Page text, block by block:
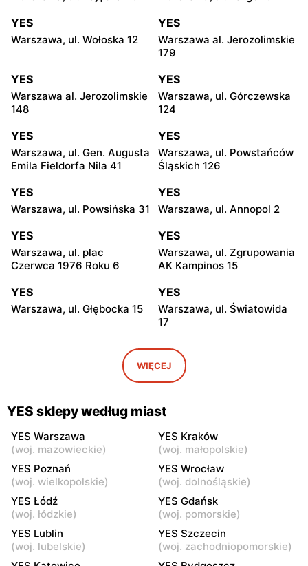
YES
Warszawa, ul. Wołoska 12
YES
Warszawa al. Jerozolimskie
179
YES
Warszawa al. Jerozolimskie
148
YES
Warszawa, ul. Górczewska
124
YES
Warszawa, ul. Gen. Augusta
Emila Fieldorfa Nila 41
YES
Warszawa, ul. Powstańców
Śląskich 126
YES
Warszawa, ul. Powsińska 31
YES
Warszawa, ul. Annopol 2
YES
Warszawa, ul. plac
Czerwca 1976 Roku 6
YES
Warszawa, ul. Zgrupowania
AK Kampinos 15
YES
Warszawa, ul. Głębocka 15
YES
Warszawa, ul. Światowida
17
Warszawa, ul. Puławska 2
YES
Janki, ul. Mszczonowska 3
Pruszków, ul. Henryka
Sienkiewicza 19
Legionowo, ul. Jerzego
YES
Grodzisk Mazowiecki, ul.
Henryka Sienkiewicza
46/50
YES
Żyrardów, ul. 1 Maja 40
YES
Władysławowo, ul.
Ciechanowska 65
YES
Siedlce, ul. Józefa
Piłsudskiego 74
WIĘCEJ
YES sklepy według miast
YES Warszawa
(woj. mazowieckie)
YES Kraków
(woj. małopolskie)
YES Poznań
(woj. wielkopolskie)
YES Wrocław
(woj. dolnośląskie)
YES Łódź
(woj. łódzkie)
YES Gdańsk
(woj. pomorskie)
YES Lublin
(woj. lubelskie)
YES Szczecin
(woj. zachodniopomorskie)